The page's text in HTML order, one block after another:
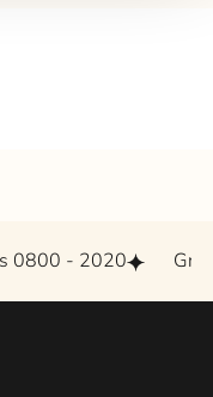
0800 - 2020